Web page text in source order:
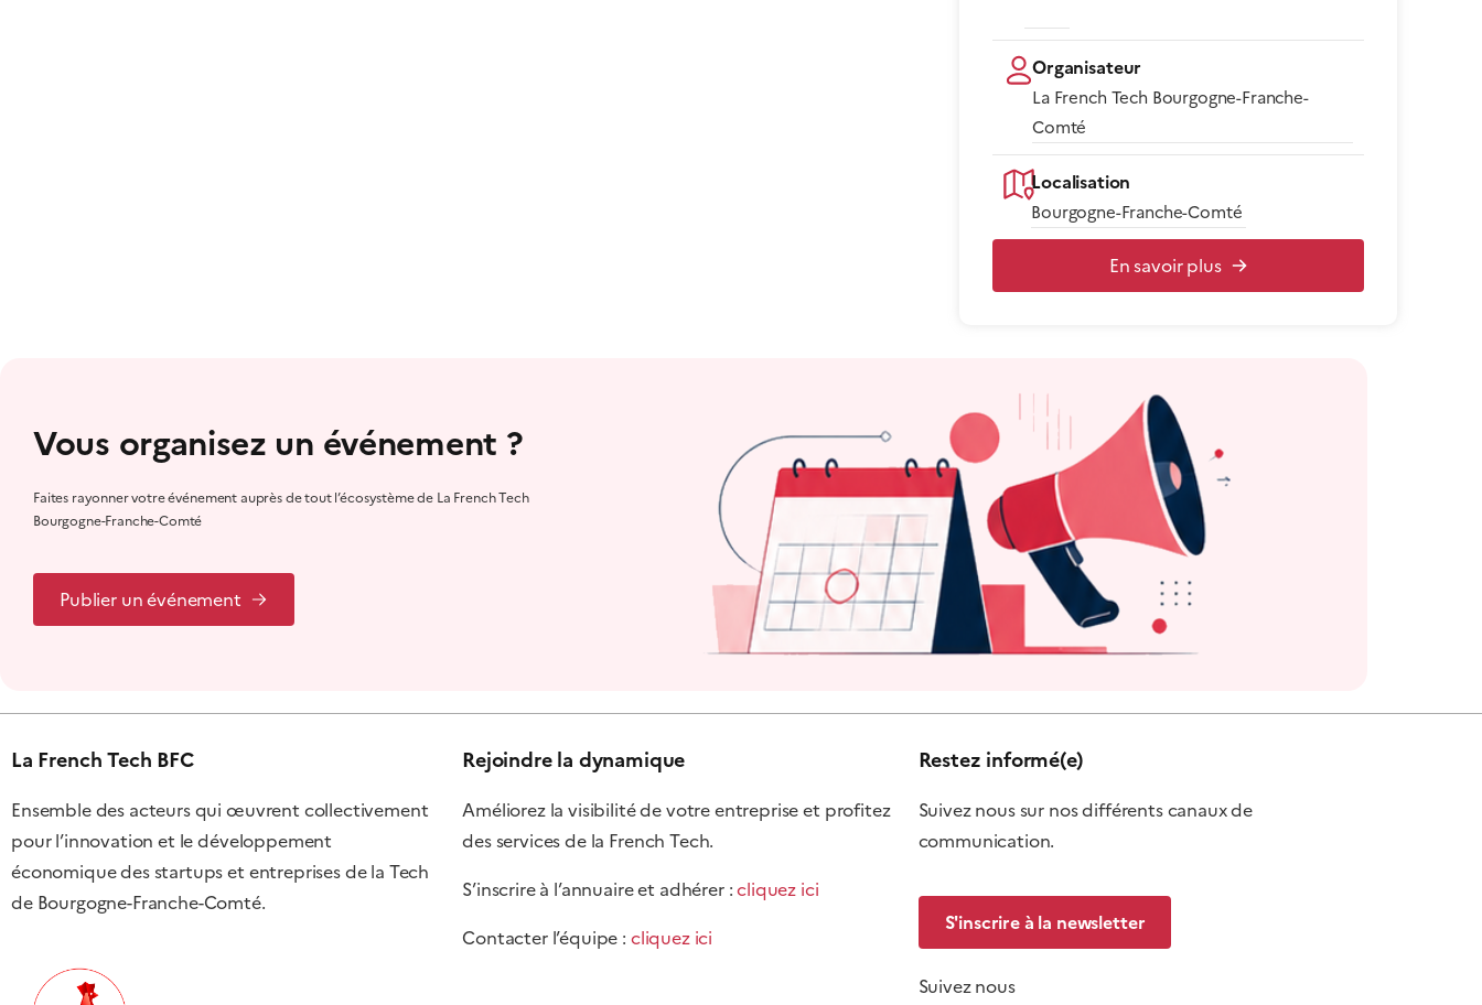
Organisateur
La French Tech Bourgogne-Franche-
Comté
Localisation
Bourgogne-Franche-Comté
En savoir plus
Vous organisez un événement ?
Faites rayonner votre événement auprès de tout l’écosystème de La French Tech
Bourgogne-Franche-Comté
Publier un événement
La French Tech BFC
Ensemble des acteurs qui œuvrent collectivement
pour l’innovation et le développement
économique des startups et entreprises de la Tech
de Bourgogne-Franche-Comté.
Rejoindre la dynamique
Améliorez la visibilité de votre entreprise et profitez
des services de la French Tech.
S’inscrire à l’annuaire et adhérer :cliquez ici
Contacter l’équipe : cliquez ici
Restez informé(e)
Suivez nous sur nos différents canaux de
communication.
S'inscrire à la newsletter
Suivez nous